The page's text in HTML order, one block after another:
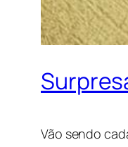
Vão sendo